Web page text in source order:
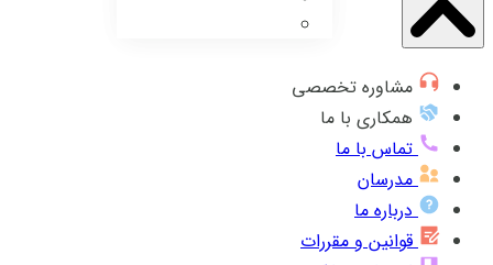
مشاوره تخصصی
همکاری با ما
تماس با ما
مدرسان
درباره ما
قوانین و مقررات